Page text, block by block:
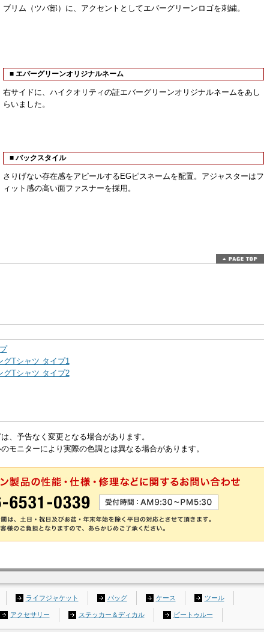
ブリム（ツバ部）に、アクセントとしてエバーグリーンロゴを刺繍。
■ エバーグリーンオリジナルネーム
右サイドに、ハイクオリティの証エバーグリーンオリジナルネームをあし
らいました。
■ バックスタイル
さりげない存在感をアピールするEGピスネームを配置。アジャスターはフ
ィット感の高い面ファスナーを採用。
グTシャツ タイプ1
グTシャツ タイプ2
、予告なく変更となる場合があります。
モニターにより実際の色調とは異なる場合があります。
ライフジャケット バッグ ケース ツール
アクセサリー ステッカー＆ディカル ビートゥルー